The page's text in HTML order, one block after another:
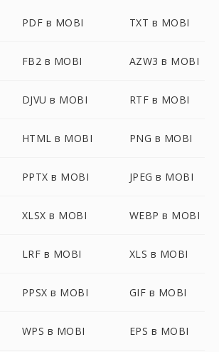
PDF в MOBI TXT в MOBI
FB2 в MOBI AZW3 в MOBI
DJVU в MOBI RTF в MOBI
HTML в MOBI PNG в MOBI
PPTX в MOBI JPEG в MOBI
XLSX в MOBI WEBP в MOBI
LRF в MOBI XLS в MOBI
PPSX в MOBI GIF в MOBI
WPS в MOBI EPS в MOBI